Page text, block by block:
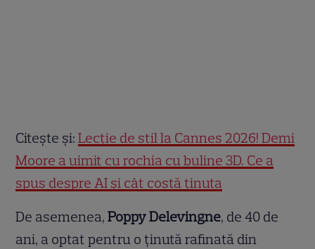
Citește și:Lecție de stil la Cannes 2026! Demi
Moore a uimit cu rochia cu buline 3D. Ce a
spus despre AI și cât costă ținuta
De asemenea,Poppy Delevingne, de 40 de
ani, a optat pentru o ținută rafinată din